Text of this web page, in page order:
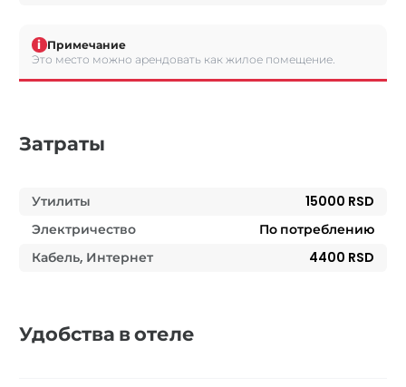
i Примечание
Это место можно арендовать как жилое помещение.
Затраты
Утилиты
15000 RSD
Электричество
По потреблению
Кабель, Интернет
4400 RSD
Удобства в отеле